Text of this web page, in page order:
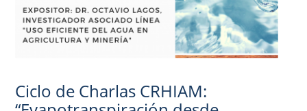
Ciclo de Charlas CRHIAM: